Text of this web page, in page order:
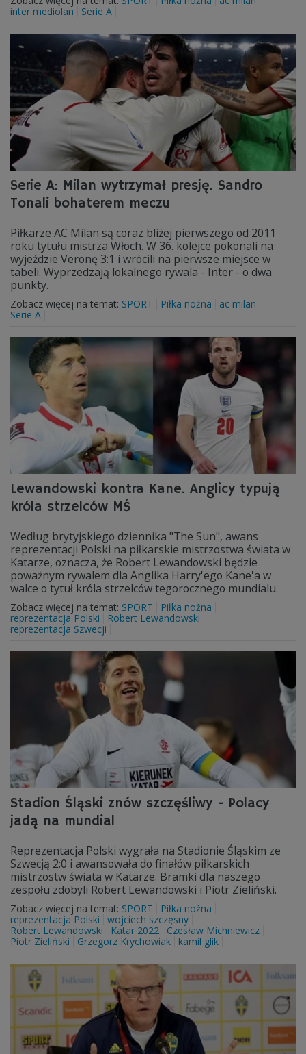
inter mediolan
Serie A
Serie A: Milan wytrzymał presję. Sandro
Tonali bohaterem meczu
Piłkarze AC Milan są coraz bliżej pierwszego od 2011
roku tytułu mistrza Włoch. W 36. kolejce pokonali na
wyjeździe Veronę 3:1 i wrócili na pierwsze miejsce w
tabeli. Wyprzedzają lokalnego rywala - Inter - o dwa
punkty.
Zobacz więcej na temat: SPORT Piłka nożna
ac milan
Serie A
Lewandowski kontra Kane. Anglicy typują
króla strzelców MŚ
Według brytyjskiego dziennika "The Sun", awans
reprezentacji Polski na piłkarskie mistrzostwa świata w
Katarze, oznacza, że Robert Lewandowski będzie
poważnym rywalem dla Anglika Harry'ego Kane'a w
walce o tytuł króla strzelców tegorocznego mundialu.
Zobacz więcej na temat: SPORT
Piłka nożna
reprezentacja Polski
Robert Lewandowski
reprezentacja Szwecji
Stadion Śląski znów szczęśliwy - Polacy
jadą na mundial
Reprezentacja Polski wygrała na Stadionie Śląskim ze
Szwecją 2:0 i awansowała do finałów piłkarskich
mistrzostw świata w Katarze. Bramki dla naszego
zespołu zdobyli Robert Lewandowski i Piotr Zieliński.
Zobacz więcej na temat: SPORT
Piłka nożna
reprezentacja Polski
wojciech szczęsny
Robert Lewandowski
Katar 2022
Czesław Michniewicz
Piotr Zieliński
Grzegorz Krychowiak kamil glik